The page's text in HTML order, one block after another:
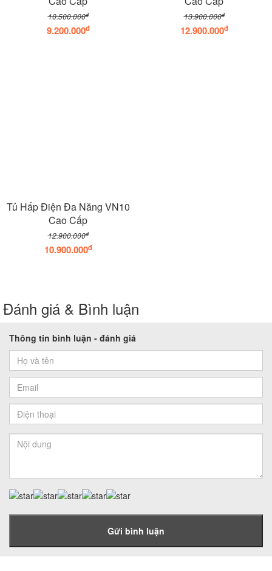
10.500.000đ
9.200.000đ
13.900.000đ
12.900.000đ
Tủ Hấp Điện Đa Năng VN10
Cao Cấp
12.900.000đ
10.900.000đ
Đánh giá & Bình luận
Thông tin bình luận - đánh giá
Gửi bình luận